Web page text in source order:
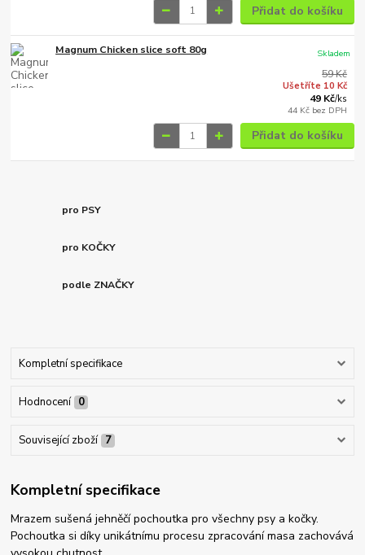
Přidat do košíku
Magnum Chicken slice soft 80g
59 Kč
Ušetříte 10 Kč
49 Kč/ks
44 Kč bez DPH
Skladem
Přidat do košíku
pro PSY
pro KOČKY
podle ZNAČKY
Kompletní specifikace
Hodnocení 0
Související zboží 7
Kompletní specifikace
Mrazem sušená jehněčí pochoutka pro všechny psy a kočky.
Pochoutka si díky unikátnímu procesu zpracování masa zachovává